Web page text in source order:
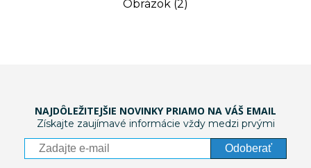
Obrázok (2)
NAJDÔLEŽITEJŠIE NOVINKY PRIAMO NA VÁŠ EMAIL
Získajte zaujímavé informácie vždy medzi prvými
Odoberať